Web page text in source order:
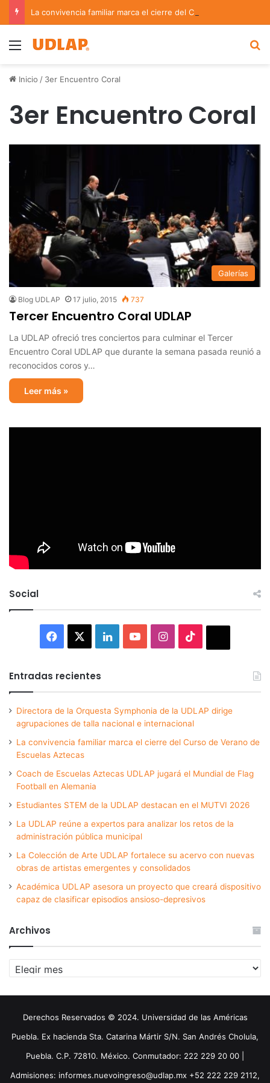
Menu
Inicio / 3er Encuentro Coral
3er Encuentro Coral
Galerías
Blog UDLAP 17 julio, 2015 737
Tercer Encuentro Coral UDLAP
La UDLAP ofreció tres conciertos para culminar el Tercer
Encuentro Coral UDLAP que durante la semana pasada reunió a
reconocidos coros y…
Leer más »
Social
Facebook LinkedInYouTubeInstagram
Entradas recientes
Directora de la Orquesta Symphonia de la UDLAP dirige
agrupaciones de talla nacional e internacional
La convivencia familiar marca el cierre del Curso de Verano de
Escuelas Aztecas
Coach de Escuelas Aztecas UDLAP jugará el Mundial de Flag
Football en Alemania
Estudiantes STEM de la UDLAP destacan en el MUTVI 2026
La UDLAP reúne a expertos para analizar los retos de la
administración pública municipal
La Colección de Arte UDLAP fortalece su acervo con nuevas
obras de artistas emergentes y consolidados
Académica UDLAP asesora un proyecto que creará dispositivo
capaz de clasificar episodios ansioso-depresivos
Archivos
Archivos
Derechos Reservados © 2024. Universidad de las Américas
Puebla. Ex hacienda Sta. Catarina Mártir S/N. San Andrés Cholula,
Puebla. C.P. 72810. México. Conmutador: 222 229 20 00 |
Admisiones: informes.nuevoingreso@udlap.mx +52 222 229 2112,